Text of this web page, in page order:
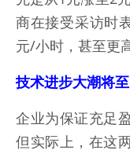
商在接受采访时
元/小时，甚至更
技术进步大潮将
企业为保证充足
但实际上，在这